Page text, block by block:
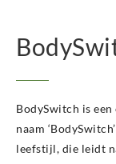
BodySwitch is
naam
leefstijl, die leidt